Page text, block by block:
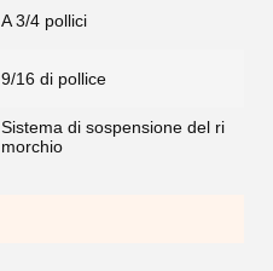
A 3/4 pollici
9/16 di pollice
Sistema di sospensione del ri
morchio